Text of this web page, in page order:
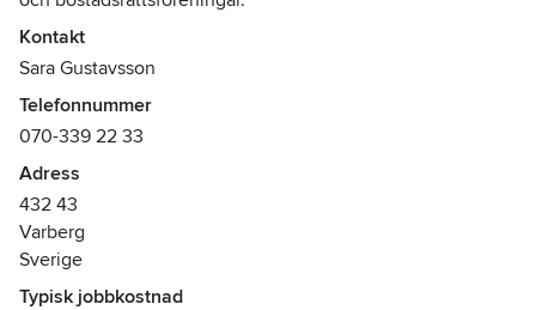
Kontakt
Sara Gustavsson
Telefonnummer
070-339 22 33
Adress
432 43
Varberg
Sverige
Typisk jobbkostnad